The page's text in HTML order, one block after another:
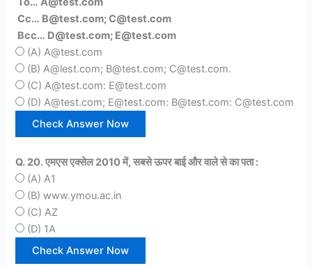
Cc… B@test.com; C@test.com
Bcc… D@test.com; E@test.com
(A) A@test.com
(B) A@lest.com; B@test.com; C@test.com.
(C) A@test.com: E@test.com
(D) A@test.com; E@test.com: B@test.com: C@test.com
Q. 20. एमएस एक्सेल 2010 में, सबसे ऊपर बाई और वाले से का पता :
(A) A1
(B) www.ymou.ac.in
(C) AZ
(D) 1A